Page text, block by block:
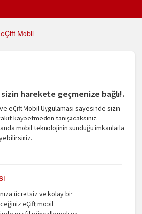
eÇift Mobil
harekete geçmenize bağlı!.
eÇift Mobil Uygulaması sayesinde sizin
kaybetmeden tanışacaksınız.
mobil teknolojinin sunduğu imkanlarla
ücretsiz ve kolay bir
eÇift mobil